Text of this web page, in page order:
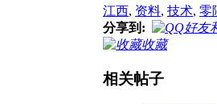
江西, 资料, 技术, 零
分享到:
收藏
相关帖子